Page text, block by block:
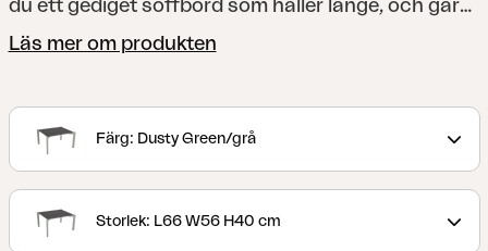
du ett gediget soffbord som håller länge, och går
utmärkt att kombinera med flera olika soffgrupper.
soffgruppen, eller varför inte två mindre att
kombinera som du vill när antalet sittplatser blir
eller uteplatsen där soffgruppen verkligen får ta
plats. Tack vare nutida design och bästa material
Läs mer om produkten
Färg: Dusty Green/grå
Storlek: L66 W56 H40 cm